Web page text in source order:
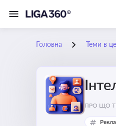
Головна Теми в
ПРО ЩО